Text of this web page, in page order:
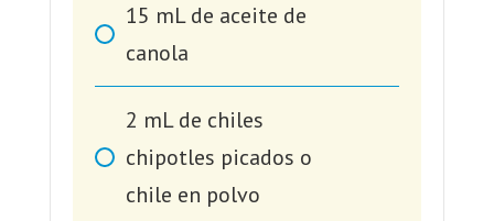
15 mL de aceite de
canola
2 mL de chiles
chipotles picados o
chile en polvo